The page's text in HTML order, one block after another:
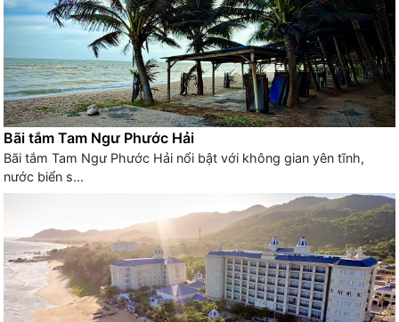
Bãi tắm Tam Ngư Phước Hải
Bãi tắm Tam Ngư Phước Hải nổi bật với không gian yên tĩnh,
nước biển s...